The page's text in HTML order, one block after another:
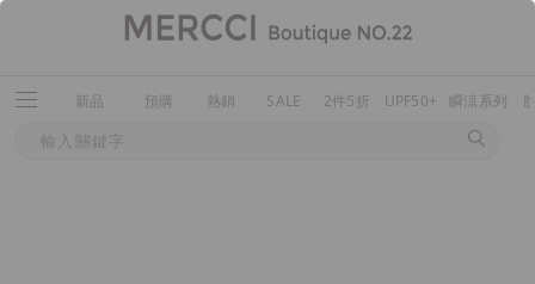
新品 預購 熱銷 SALE 2件5折 UPF50+ 瞬涼系列